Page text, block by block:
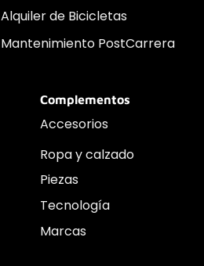
Alquiler de Bicicletas
Mantenimiento PostCarrera
Complementos
Accesorios
Ropa y calzado
Piezas
Tecnología
Marcas